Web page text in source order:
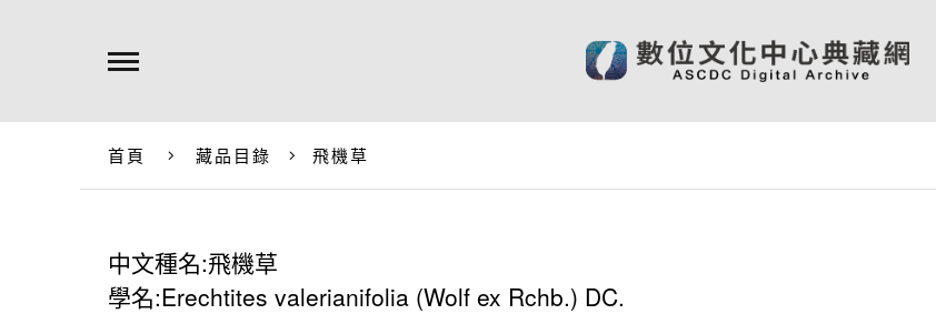
首頁 藏品目錄 飛機草
中文種名:飛機草
學名:Erechtites valerianifolia (Wolf ex Rchb.) DC.